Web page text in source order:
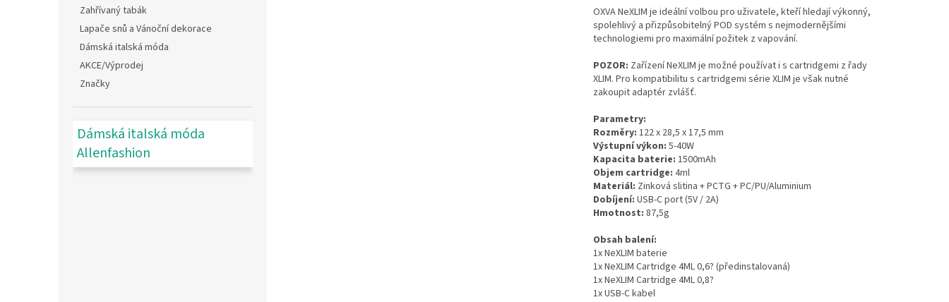
Zahřívaný tabák
Lapače snů a Vánoční dekorace
Dámská italská móda
AKCE/Výprodej
Značky
Dámská italská móda
Allenfashion
OXVA NeXLIM je ideální volbou pro uživatele, kteří hledají výkonný,
spolehlivý a přizpůsobitelný POD systém s nejmodernějšími
technologiemi pro maximální požitek z vapování.
POZOR: Zařízení NeXLIM je možné používat i s cartridgemi z řady
XLIM. Pro kompatibilitu s cartridgemi série XLIM je však nutné
zakoupit adaptér zvlášť.
Parametry:
Rozměry: 122 x 28,5 x 17,5 mm
Výstupní výkon: 5-40W
Kapacita baterie: 1500mAh
Objem cartridge: 4ml
Materiál: Zinková slitina + PCTG + PC/PU/Aluminium
Dobíjení: USB-C port (5V / 2A)
Hmotnost: 87,5g
Obsah balení:
1x NeXLIM baterie
1x NeXLIM Cartridge 4ML 0,6? (předinstalovaná)
1x NeXLIM Cartridge 4ML 0,8?
1x USB-C kabel